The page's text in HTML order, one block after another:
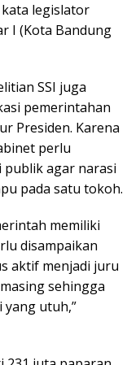
legislator
I (Kota Bandung
SSI juga
pemerintahan
Presiden. Karena
perlu
agar narasi
pada satu tokoh.
memiliki
disampaikan
aktif menjadi juru
sehingga
utuh,”